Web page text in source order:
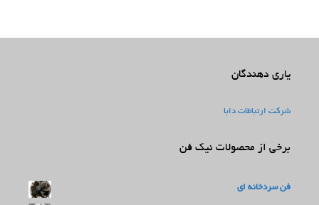
یاری دهندگان
شرکت ارتباطات دابا
برخی از محصولات نیک فن
فن سردخانه ای